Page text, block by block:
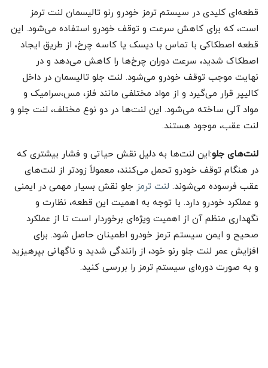
قطعه‌ای کلیدی در سیستم ترمز خودرو رنو تالیسمان لنت ترمز
است، که برای کاهش سرعت و توقف خودرو استفاده می‌شود. این
قطعه اصطکاکی با تماس با دیسک یا کاسه چرخ، از طریق ایجاد
اصطکاک شدید، سرعت دوران چرخ‌ها را کاهش می‌دهد و در
نهایت موجب توقف خودرو می‌شود. لنت جلو تالیسمان در داخل
کالیپر قرار می‌گیرد و از مواد مختلفی مانند فلز، مس،سرامیک و
مواد آلی ساخته می‌شود. این لنت‌ها در دو نوع مختلف، لنت جلو و
لنت عقب، موجود هستند.
لنت‌های جلو:این لنت‌ها به دلیل نقش حیاتی و فشار بیشتری که
در هنگام توقف خودرو تحمل می‌کنند، معمولاً زودتر از لنت‌های
عقب فرسوده می‌شوند. لنت ترمز جلو نقش بسیار مهمی در ایمنی
و عملکرد خودرو دارد. با توجه به اهمیت این قطعه، نظارت و
نگهداری منظم آن از اهمیت ویژه‌ای برخوردار است تا از عملکرد
صحیح و ایمن سیستم ترمز خودرو اطمینان حاصل شود. برای
افزایش عمر لنت‌ جلو رنو خود، از رانندگی شدید و ناگهانی بپرهیزید
و به صورت دوره‌ای سیستم ترمز را بررسی کنید.